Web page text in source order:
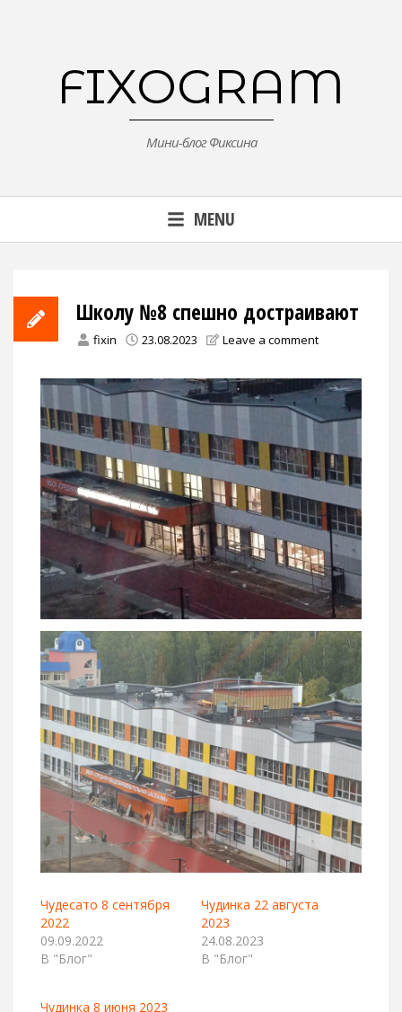
FIXOGRAM
Мини-блог Фиксина
MENU
Школу №8 спешно достраивают
fixin 23.08.2023 Leave a comment
Чудесато 8 сентября
2022
09.09.2022
В "Блог"
Чудинка 22 августа
2023
24.08.2023
В "Блог"
Чудинка 8 июня 2023